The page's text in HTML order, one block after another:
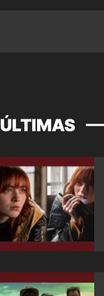
ÚLTIMAS